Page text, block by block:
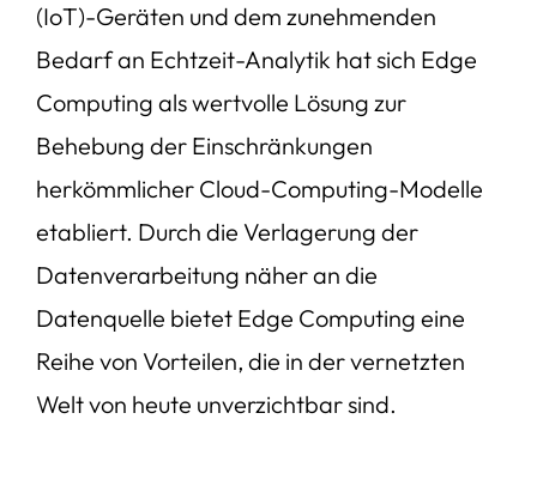
(IoT)-Geräten und dem zunehmenden
Bedarf an Echtzeit-Analytik hat sich Edge
Computing als wertvolle Lösung zur
Behebung der Einschränkungen
herkömmlicher Cloud-Computing-Modelle
etabliert. Durch die Verlagerung der
Datenverarbeitung näher an die
Datenquelle bietet Edge Computing eine
Reihe von Vorteilen, die in der vernetzten
Welt von heute unverzichtbar sind.